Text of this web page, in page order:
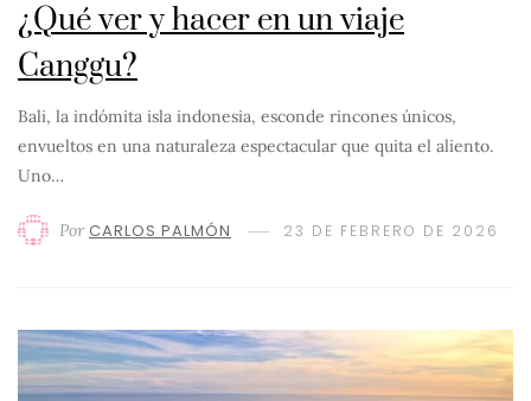
¿Qué ver y hacer en un viaje
Canggu?
Bali, la indómita isla indonesia, esconde rincones únicos,
envueltos en una naturaleza espectacular que quita el aliento.
Uno…
Por CARLOS PALMÓN 23 DE FEBRERO DE 2026